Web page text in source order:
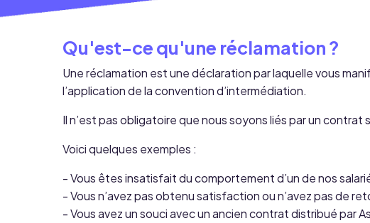
Qu'est-ce qu'une réclamation ?
Une réclamation est une déclaration par laquelle vous
l’application de la convention d’intermédiation.
Il n’est pas obligatoire que nous soyons liés par un
Voici quelques exemples :
- Vous êtes insatisfait du comportement d’un de nos
- Vous n’avez pas obtenu satisfaction ou n’avez pas de
- Vous avez un souci avec un ancien contrat distribué par